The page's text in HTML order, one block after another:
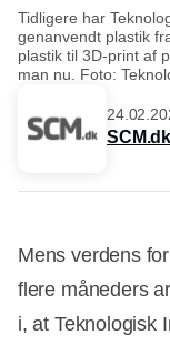
Tidligere har
genanvendt plastik
plastik til 3D-print af
man nu. Foto:
SCM.dk
Mens verdens
flere måneders
i, at Teknologisk